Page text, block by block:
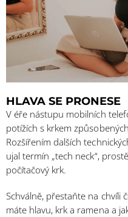
HLAVA SE PRONESE
V éře nástupu mobilních
potížích s krkem
Rozšířením dalších
ujal termín „tech neck“,
počítačový krk.
Schválně, přestaňte na chvíli
máte hlavu, krk a ramena a